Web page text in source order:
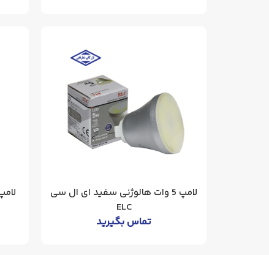
لامپ 5 وات هالوژنی سفید ای ال سی
ELC
تماس بگیرید